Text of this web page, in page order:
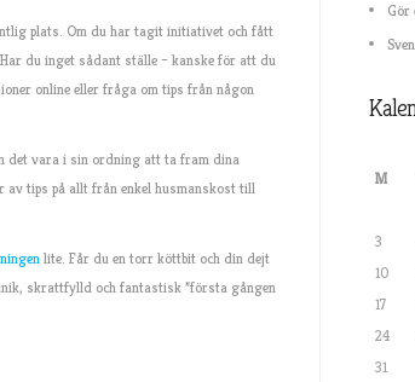
plats. Om du har tagit initiativet och fått
du inget sådant ställe – kanske för att du
online eller fråga om tips från någon
det vara i sin ordning att ta fram dina
av tips på allt från enkel husmanskost till
lite. Får du en torr köttbit och din dejt
skrattfylld och fantastisk ”första gången
Gör
M
3
10
17
24
31